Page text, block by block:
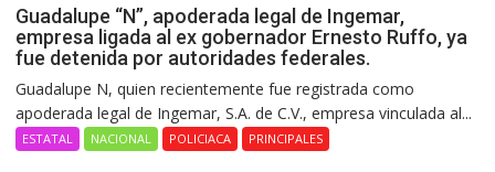
Guadalupe “N”, apoderada legal de Ingemar,
empresa ligada al ex gobernador Ernesto Ruffo, ya
fue detenida por autoridades federales.
Guadalupe N, quien recientemente fue registrada como
apoderada legal de Ingemar, S.A. de C.V., empresa vinculada al...
ESTATAL NACIONAL POLICIACA PRINCIPALES